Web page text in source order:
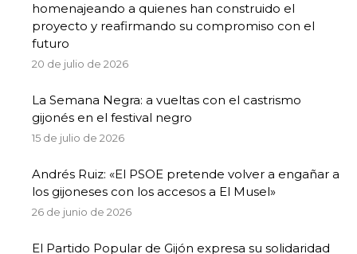
homenajeando a quienes han construido el
proyecto y reafirmando su compromiso con el
futuro
20 de julio de 2026
La Semana Negra: a vueltas con el castrismo
gijonés en el festival negro
15 de julio de 2026
Andrés Ruiz: «El PSOE pretende volver a engañar a
los gijoneses con los accesos a El Musel»
26 de junio de 2026
El Partido Popular de Gijón expresa su solidaridad